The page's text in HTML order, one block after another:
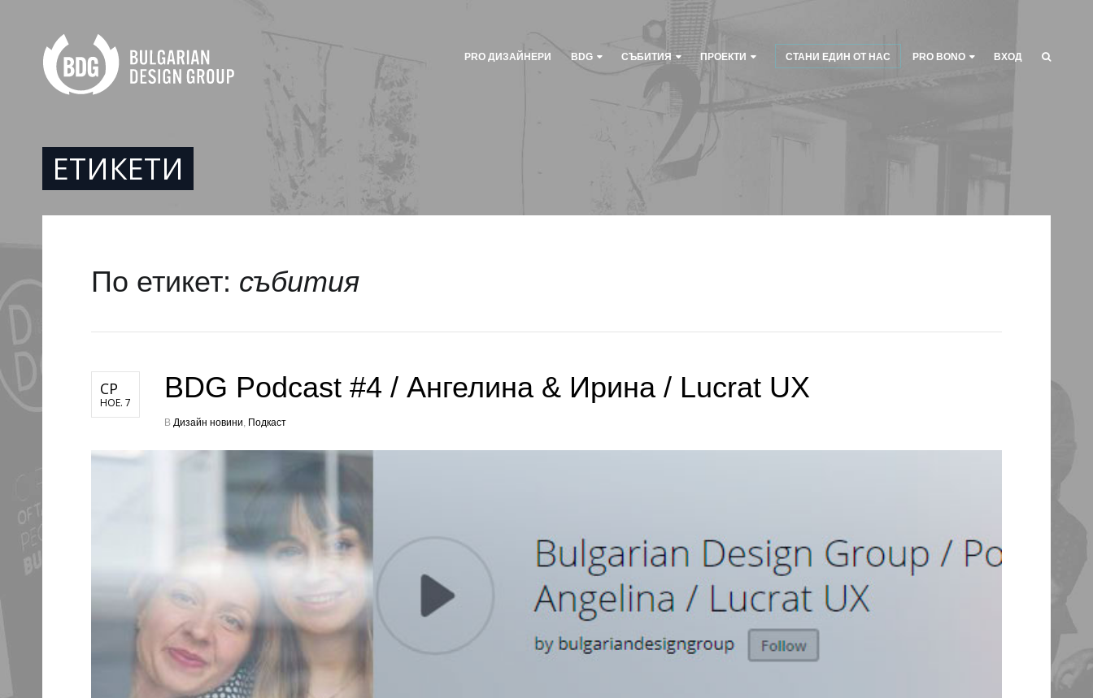
PRO ДИЗАЙНЕРИ BDG СЪБИТИЯ ПРОЕКТИ СТАНИ ЕДИН ОТ НАС PRO BONO ВХОД
ЕТИКЕТИ
По етикет: събития
СР
НОЕ. 7 BDG Podcast #4 / Ангелина & Ирина / Lucrat UX
В Дизайн новини, Подкаст